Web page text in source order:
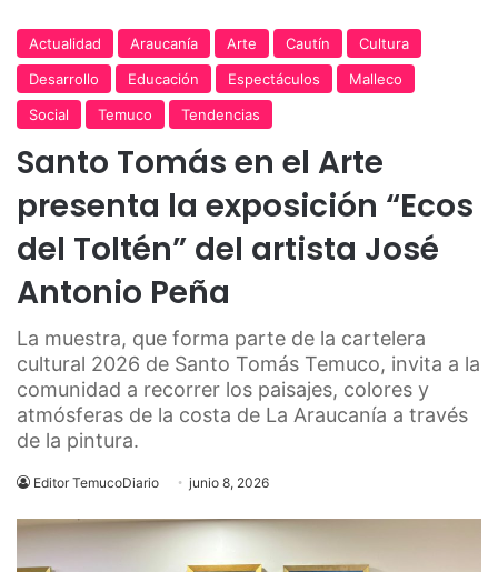
Actualidad Araucanía Arte Cautín
Cultura
Desarrollo
Educación Espectáculos
Malleco
Social
Temuco Tendencias
Santo Tomás en el Arte
presenta la exposición “Ecos
del Toltén” del artista José
Antonio Peña
La muestra, que forma parte de la cartelera
cultural 2026 de Santo Tomás Temuco, invita a la
comunidad a recorrer los paisajes, colores y
atmósferas de la costa de La Araucanía a través
de la pintura.
Editor TemucoDiario junio 8, 2026